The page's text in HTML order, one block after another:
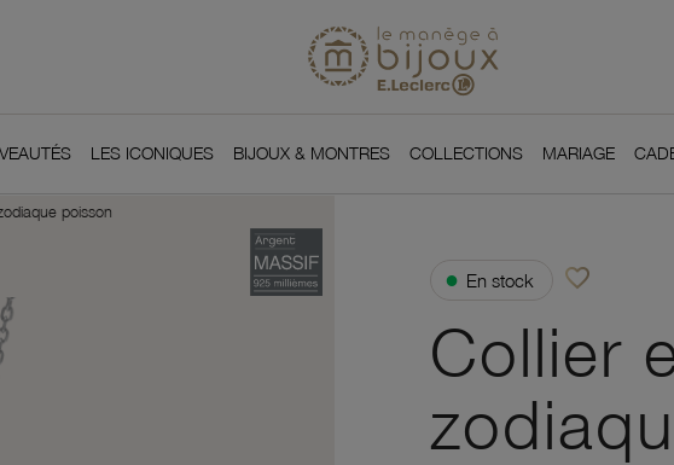
LES ICONIQUES BIJOUX & MONTRES COLLECTIONS MARIAGE
poisson
● En stock favorite_borderAjouter à vos
Collier